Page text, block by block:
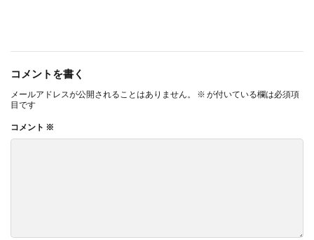
コメントを書く
メールアドレスが公開されることはありません。 ※ が付いている欄は必須項
目です
コメント ※